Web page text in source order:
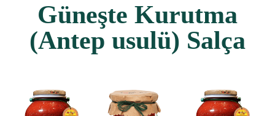
Güneşte Kurutma
(Antep usulü) Salça